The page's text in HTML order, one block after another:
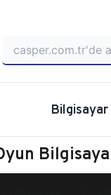
Bilgisayar